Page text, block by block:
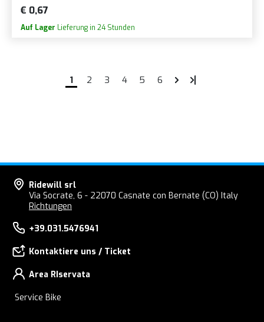
€ 0,67
Auf Lager Lieferung in 24 Stunden
1 2 3 4 5 6
Ridewill srl
Via Socrate, 6 - 22070 Casnate con Bernate (CO) Italy
Richtungen
+39.031.5476941
Kontaktiere uns / Ticket
Area RIservata
Service Bike